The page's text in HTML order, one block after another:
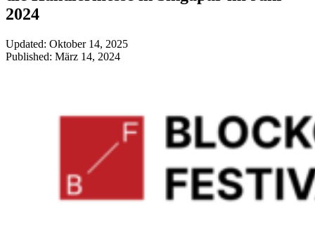
2024
Updated: Oktober 14, 2025
Published: März 14, 2024